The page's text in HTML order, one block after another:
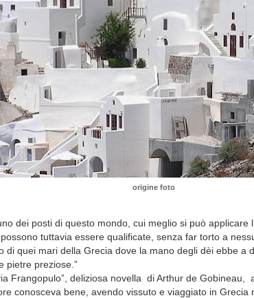
origine foto
dei posti di questo mondo, cui meglio si può applicare
tuttavia essere qualificate, senza far torto a
di quei mari della Grecia dove la mano degli dèi ebbe a
pietre preziose.”
Frangopulo”, deliziosa novella di Arthur de Gobineau,
conosceva bene, avendo vissuto e viaggiato in Grecia